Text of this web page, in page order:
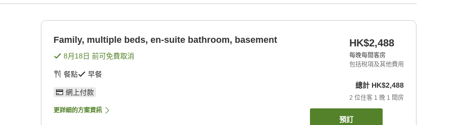
Family, multiple beds, en-suite bathroom, basement
8月18日 前可免費取消
餐點 早餐
網上付款
更詳細的方案資訊
HK$2,488
每晚每間客房
包括稅項及其他費用
總計 HK$2,488
2 位住客 1 晚 1 間房
預訂